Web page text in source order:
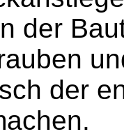
der
der